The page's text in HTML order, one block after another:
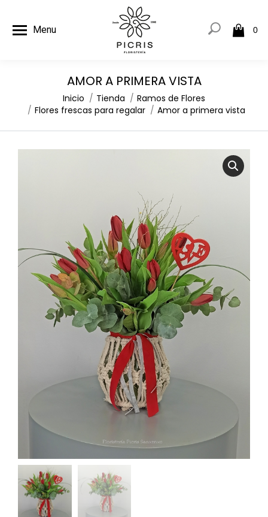
Menu 0
AMOR A PRIMERA VISTA
Estás aquí:Inicio Tienda
Ramos de Flores
Flores frescas para regalar
Amor a primera vista